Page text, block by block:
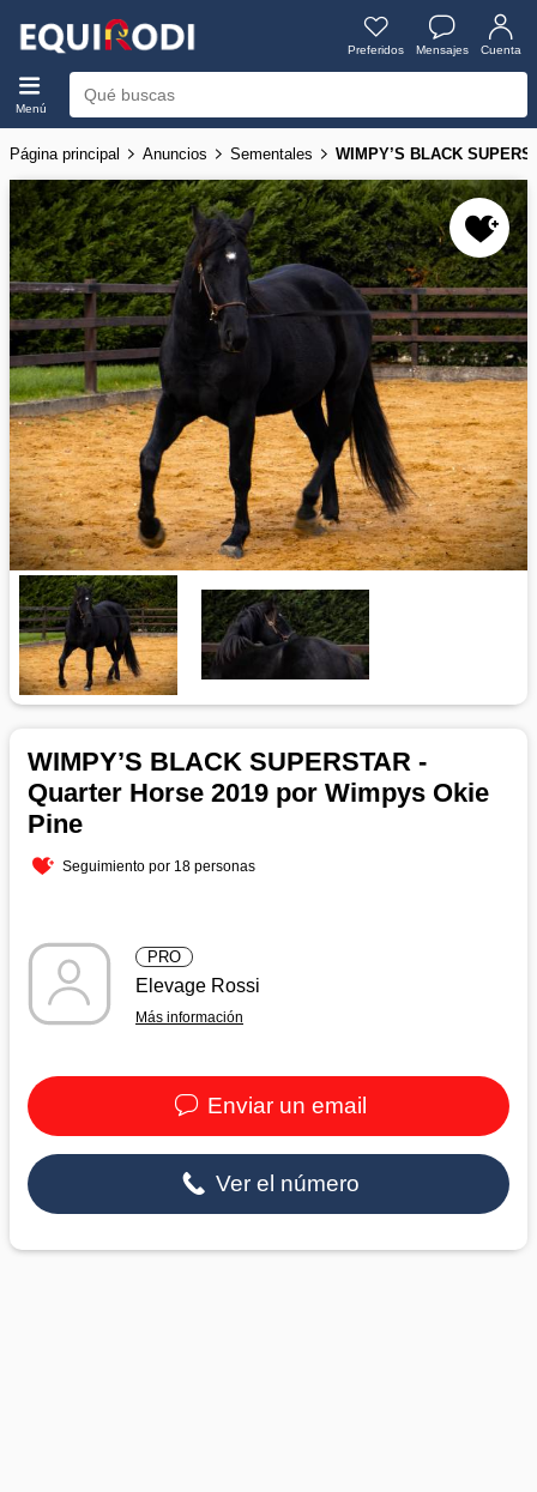
Preferidos Mensajes Cuenta
Menú
Página principal Anuncios Sementales WIMPY’S BLACK
WIMPY’S BLACK SUPERSTAR -
Quarter Horse 2019 por Wimpys Okie
Pine
Seguimiento por 18 personas
PRO
Elevage Rossi
Más información
Enviar un email
Ver el número